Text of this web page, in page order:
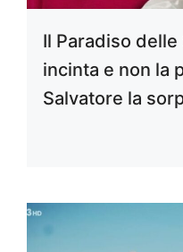
Il Paradiso
incinta e non la
Salvatore la